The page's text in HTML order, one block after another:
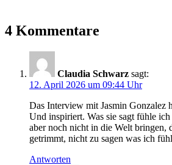
4 Kommentare
Claudia Schwarz sagt:
12. April 2026 um 09:44 Uhr
Das Interview mit Jasmin Gonzalez
Und inspiriert. Was sie sagt fühle
aber noch nicht in die Welt bringen,
getrimmt, nicht zu sagen was ich
Antworten